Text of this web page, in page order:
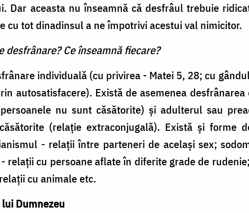
Dar aceasta nu înseamnă că desfrâul trebuie
cu tot dinadinsul a ne împotrivi acestui val nimicitor.
Ce înseamnă fiecare?
individuală (cu privirea - Matei 5, 28; cu
autosatisfacere). Există de asemenea
nu sunt căsătorite) şi adulterul sau
(relaţie extraconjugală). Există şi forme
- relaţii între parteneri de acelaşi sex;
relaţii cu persoane aflate în diferite grade de
cu animale etc.
Dumnezeu